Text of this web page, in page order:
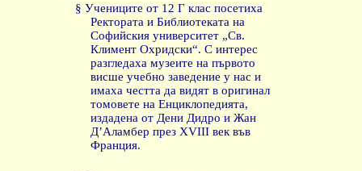
§ Учениците от 12 Г клас посетиха
Ректората и Библиотеката на
Софийския университет „Св.
Климент Охридски“. С интерес
разгледаха музеите на първото
висше учебно заведение у нас и
имаха честта да видят в оригинал
томовете на Енциклопедията,
издадена от Дени Дидро и Жан
Д’Аламбер през XVIII век във
Франция.